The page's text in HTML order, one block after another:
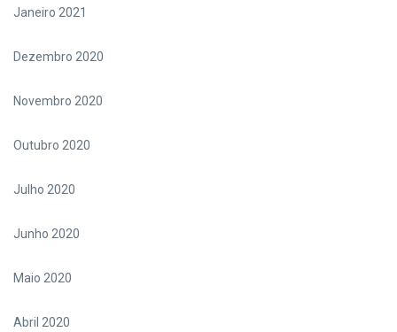
Janeiro 2021
Dezembro 2020
Novembro 2020
Outubro 2020
Julho 2020
Junho 2020
Maio 2020
Abril 2020